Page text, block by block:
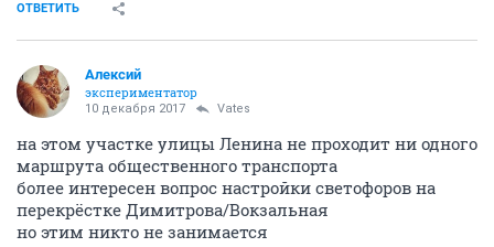
ОТВЕТИТЬ
Алексий
экспериментатор
10 декабря 2017 Vates
на этом участке улицы Ленина не проходит ни одного
маршрута общественного транспорта
более интересен вопрос настройки светофоров на
перекрёстке Димитрова/Вокзальная
но этим никто не занимается